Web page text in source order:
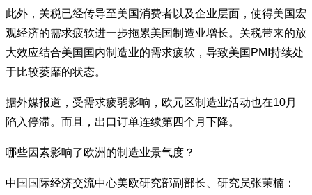
此外，关税已经传导至美国消费者以及企业层面，使得美国宏
观经济的需求疲软进一步拖累美国制造业增长。关税带来的放
大效应结合美国国内制造业的需求疲软，导致美国PMI持续处
于比较萎靡的状态。
据外媒报道，受需求疲弱影响，欧元区制造业活动也在10月
陷入停滞。而且，出口订单连续第四个月下降。
哪些因素影响了欧洲的制造业景气度？
中国国际经济交流中心美欧研究部副部长、研究员张茉楠：